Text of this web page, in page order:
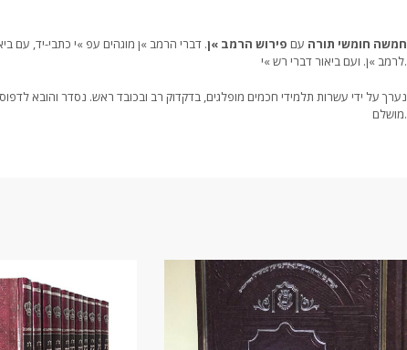
חמשה חומשי תורה עם פירוש הרמב »ן. דברי הרמב »ן מוגהים עפ »י כתבי-יד, עם
לרמב »ן. ועם ביאור דברי רש »י.
נערך על ידי עשרות תלמידי חכמים מופלגים, בדקדוק רב ובכובד ראש. נסדר והובא
מושלם.